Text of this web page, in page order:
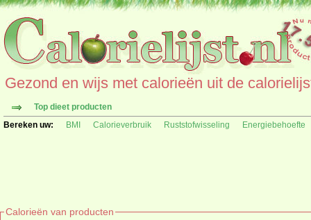
Gezond en wijs met calorieën uit de
Top dieet producten
Bereken uw:
BMI Calorieverbruik Ruststofwisseling Energiebehoefte
Calorieën van producten